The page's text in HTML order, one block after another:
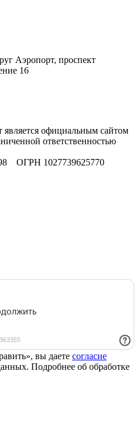
Аэропорт, проспект
16
является официальным сайтом
ответственностью
ОГРН 1027739625770
вы даете согласие
Подробнее об обработке